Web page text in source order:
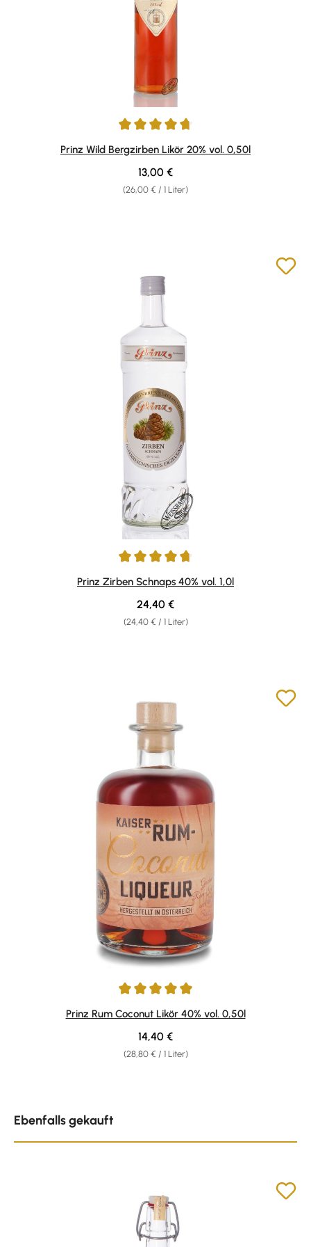
Durchschnittliche Bewertung von 4.83 von 5 Sternen
Prinz Wild Bergzirben Likör 20% vol. 0,50l
(26,00 € / 1 Liter)
Regulärer Preis:
13,00 €
Durchschnittliche Bewertung von 4.78 von 5 Sternen
Prinz Zirben Schnaps 40% vol. 1,0l
(24,40 € / 1 Liter)
Regulärer Preis:
24,40 €
Durchschnittliche Bewertung von 4.92 von 5 Sternen
Prinz Rum Coconut Likör 40% vol. 0,50l
(28,80 € / 1 Liter)
Regulärer Preis:
14,40 €
Ebenfalls gekauft